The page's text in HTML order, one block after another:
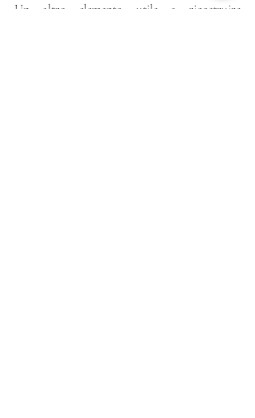
Un altro elemento utile a ricostruire